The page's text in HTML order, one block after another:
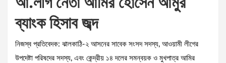
ব্যাংক হিসাব জব্দ
নিজস্ব প্রতিবেদক: ঝালকাঠি-২ আসনের সাবেক সংসদ সদস্য, আওয়ামী লীগের
উপদেষ্টা পরিষদের সদস্য, এবং কেন্দ্রীয় ১৪ দলের সমন্বয়ক ও মুখপাত্র আমির